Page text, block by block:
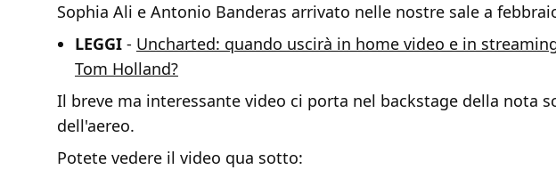
Sophia Ali e Antonio Banderas arrivato nelle nostre sale a
LEGGI - Uncharted: quando uscirà in home video e in
Tom Holland?
Il breve ma interessante video ci porta nel backstage della nota
dell'aereo.
Potete vedere il video qua sotto: